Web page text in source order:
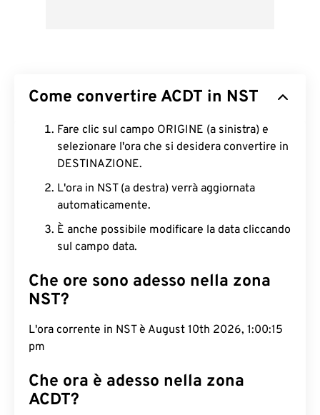
Come convertire ACDT in NST
Fare clic sul campo ORIGINE (a sinistra) e
selezionare l'ora che si desidera convertire in
DESTINAZIONE.
L'ora in NST (a destra) verrà aggiornata
automaticamente.
È anche possibile modificare la data cliccando
sul campo data.
Che ore sono adesso nella zona
NST?
L'ora corrente in NST è August 10th 2026, 1:00:16
pm
Che ora è adesso nella zona
ACDT?